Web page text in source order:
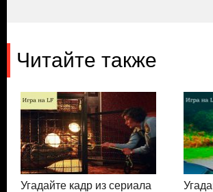
Читайте также
Угадайте кадр из сериала